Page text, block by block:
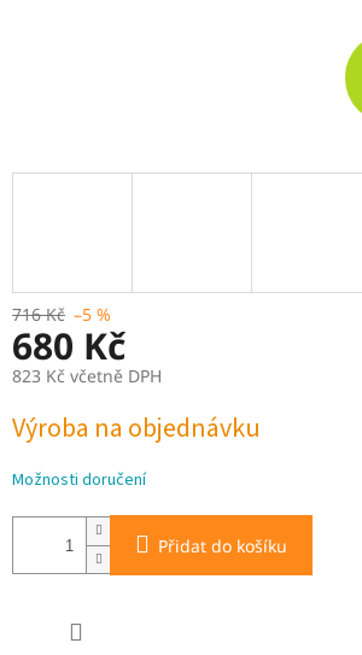
716 Kč –5 %
680 Kč
823 Kč včetně DPH
cena:
Výroba na objednávku
Možnosti doručení
Přidat do košíku